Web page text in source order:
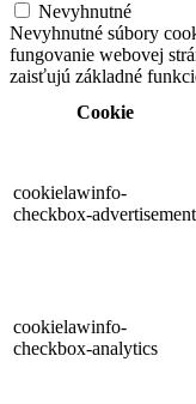
Nevyhnutné
Nevyhnutné súbory
fungovanie webovej
zaisťujú základné
Cookie
cookielawinfo-
checkbox-advertisement
cookielawinfo-
checkbox-analytics